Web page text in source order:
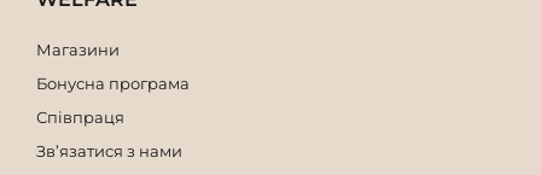
Мішок з ручкою завдовжки 7 см
Магазини
Бонусна програма
Співпраця
Зв’язатися з нами